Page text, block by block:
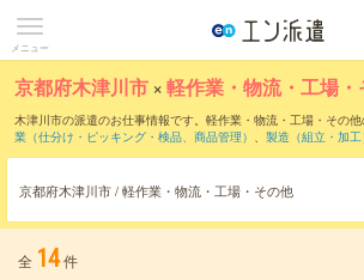
メニュー
京都府木津川市 ×軽作業・物流・工場・
木津川市の派遣のお仕事情報です。軽作業・物流・工場・その他
業（仕分け・ピッキング・検品、商品管理） 、 製造（組立・加工
京都府木津川市 / 軽作業・物流・工場・その他
全 14件